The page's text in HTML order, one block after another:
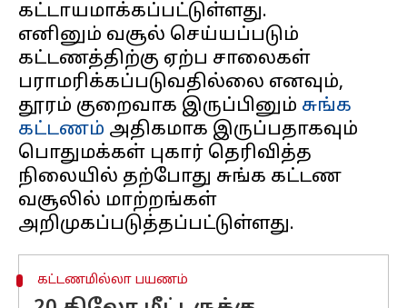
கட்டாயமாக்கப்பட்டுள்ளது.
எனினும் வசூல் செய்யப்படும்
கட்டணத்திற்கு ஏற்ப சாலைகள்
பராமரிக்கப்படுவதில்லை எனவும்,
தூரம் குறைவாக இருப்பினும் சுங்க
கட்டணம் அதிகமாக இருப்பதாகவும்
பொதுமக்கள் புகார் தெரிவித்த
நிலையில் தற்போது சுங்க கட்டண
வசூலில் மாற்றங்கள்
கட்டணமில்லா பயணம்